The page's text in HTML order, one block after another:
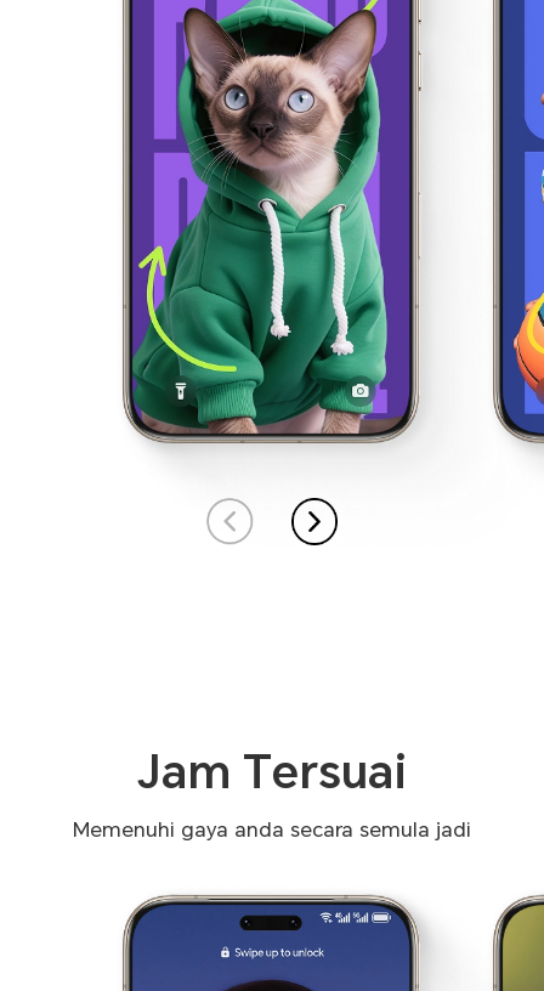
Jam Tersuai
Memenuhi gaya anda secara semula jadi